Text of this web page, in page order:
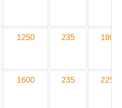
1250 235 1800
1600 235 2250